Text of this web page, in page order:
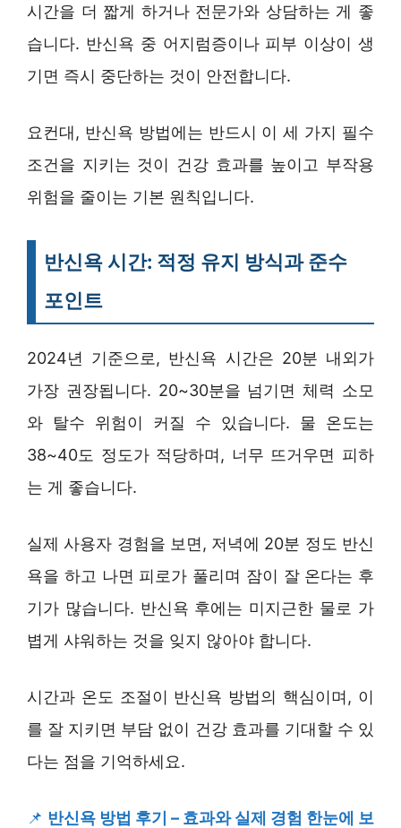
시간을 더 짧게 하거나 전문가와 상담하는 게 좋
습니다. 반신욕 중 어지럼증이나 피부 이상이 생
기면 즉시 중단하는 것이 안전합니다.
요컨대, 반신욕 방법에는 반드시 이 세 가지 필수
조건을 지키는 것이 건강 효과를 높이고 부작용
위험을 줄이는 기본 원칙입니다.
반신욕 시간: 적정 유지 방식과 준수
포인트
2024년 기준으로, 반신욕 시간은 20분 내외가
가장 권장됩니다. 20~30분을 넘기면 체력 소모
와 탈수 위험이 커질 수 있습니다. 물 온도는
38~40도 정도가 적당하며, 너무 뜨거우면 피하
는 게 좋습니다.
실제 사용자 경험을 보면, 저녁에 20분 정도 반신
욕을 하고 나면 피로가 풀리며 잠이 잘 온다는 후
기가 많습니다. 반신욕 후에는 미지근한 물로 가
볍게 샤워하는 것을 잊지 않아야 합니다.
시간과 온도 조절이 반신욕 방법의 핵심이며, 이
를 잘 지키면 부담 없이 건강 효과를 기대할 수 있
다는 점을 기억하세요.
📌 반신욕 방법 후기 – 효과와 실제 경험 한눈에 보